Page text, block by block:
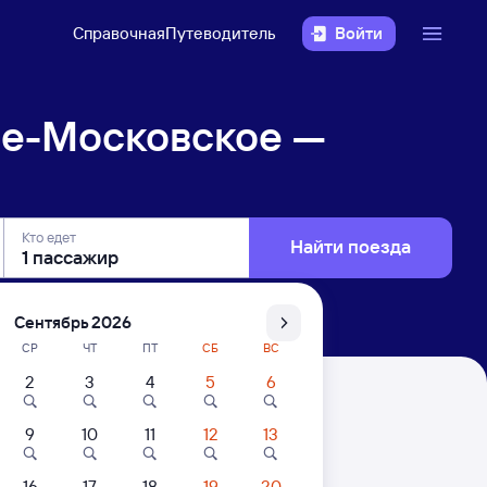
СправочнаяПутеводитель Войти
Московское —
Кто едет Найти поезда
Цены за 1 пассажира
Сентябрь 2026
СР ЧТ ПТ СБ ВС
2 3 4 5 6
9 10 11 12 13